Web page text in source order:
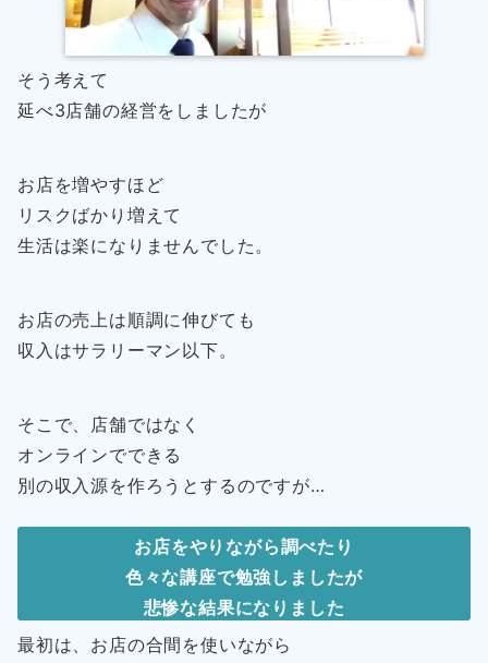
そう考えて
延べ3店舗の経営をしましたが
お店を増やすほど
リスクばかり増えて
生活は楽になりませんでした。
お店の売上は順調に伸びても
収入はサラリーマン以下。
そこで、店舗ではなく
オンラインでできる
別の収入源を作ろうとするのですが…
お店をやりながら調べたり
色々な講座で勉強しましたが
悲惨な結果になりました
最初は、お店の合間を使いながら